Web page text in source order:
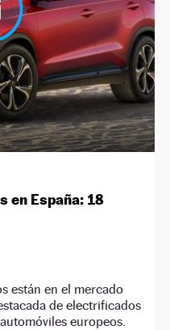
en España: 18
están en el mercado
de electrificados
europeos.